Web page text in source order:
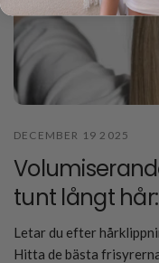
DECEMBER 19 2025
tunt långt
Letar du efter
Hitta de bästa